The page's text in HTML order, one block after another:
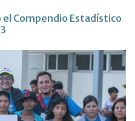
Compendio Estadístico